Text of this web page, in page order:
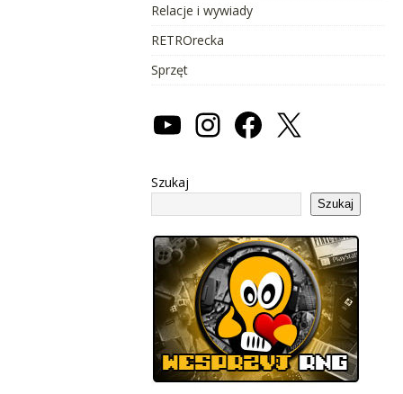
Relacje i wywiady
RETROrecka
Sprzęt
Szukaj
Szukaj